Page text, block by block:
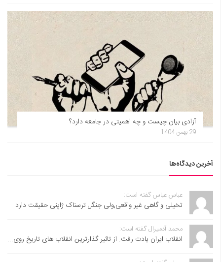
آزادی بیان چیست و چه اهمیتی در جامعه دارد؟
29 بهمن 1404
آخرین دیدگاه‌ها
عباس عباس گفته است:
تخیلی و گاهی غیر واقعی,ولی جنگل ترسناک ژاپنی حقیقت دارد
محمد آدمیرال گفته است:
انقلاب ایران یادت رفت. از تاثیر گذارترین انقلاب های تاریخ روی...